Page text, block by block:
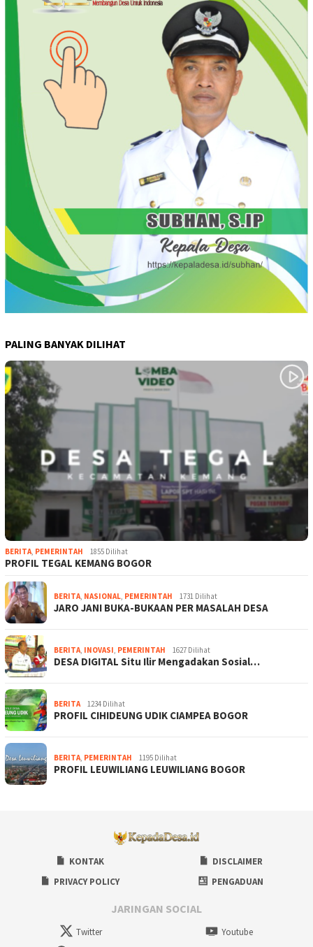
PALING BANYAK DILIHAT
BERITA, PEMERINTAH 1855 Dilihat
PROFIL TEGAL KEMANG BOGOR
BERITA, NASIONAL, PEMERINTAH 1731 Dilihat
JARO JANI BUKA-BUKAAN PER MASALAH DESA
BERITA, INOVASI, PEMERINTAH 1627 Dilihat
DESA DIGITAL Situ Ilir Mengadakan Sosial…
BERITA 1234 Dilihat
PROFIL CIHIDEUNG UDIK CIAMPEA BOGOR
BERITA, PEMERINTAH 1195 Dilihat
PROFIL LEUWILIANG LEUWILIANG BOGOR
KONTAK
DISCLAIMER
PRIVACY POLICY
PENGADUAN
JARINGAN SOCIAL
Twitter
Youtube